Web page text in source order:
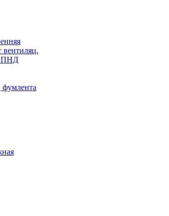
вентиляц.
ПНД
фумлента